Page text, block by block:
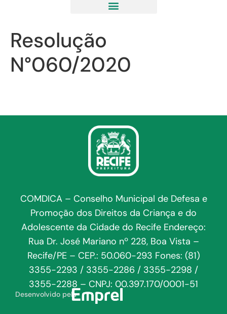
Resolução
N°060/2020
COMDICA – Conselho Municipal de Defesa e
Promoção dos Direitos da Criança e do
Adolescente da Cidade do Recife Endereço:
Rua Dr. José Mariano nº 228, Boa Vista –
Recife/PE – CEP.: 50.060-293 Fones: (81)
3355-2293 / 3355-2286 / 3355-2298 /
3355-2288 – CNPJ: 00.397.170/0001-51
Desenvolvido pela